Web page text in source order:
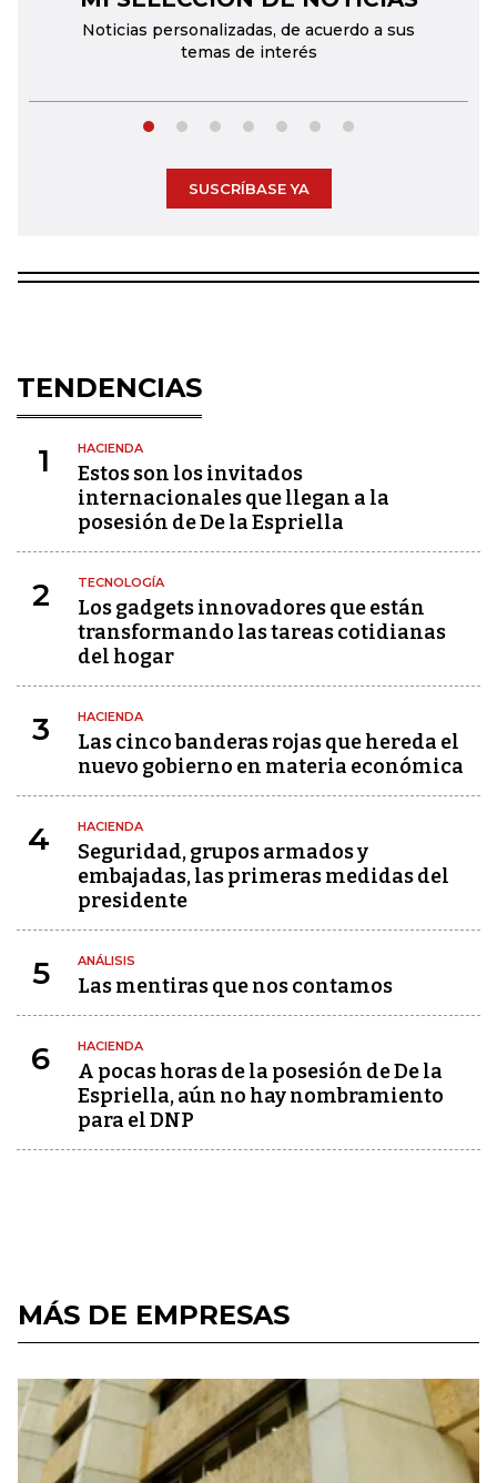
Noticias personalizadas, de acuerdo a sus
temas de interés
SUSCRÍBASE YA
TENDENCIAS
1 HACIENDA
Estos son los invitados
internacionales que llegan a la
posesión de De la Espriella
2 TECNOLOGÍA
Los gadgets innovadores que están
transformando las tareas cotidianas
del hogar
3 HACIENDA
Las cinco banderas rojas que hereda el
nuevo gobierno en materia económica
4 HACIENDA
Seguridad, grupos armados y
embajadas, las primeras medidas del
presidente
5 ANÁLISIS
Las mentiras que nos contamos
6 HACIENDA
A pocas horas de la posesión de De la
Espriella, aún no hay nombramiento
para el DNP
MÁS DE EMPRESAS